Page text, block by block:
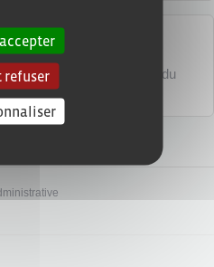
conseiller prud'hommes du
refuser